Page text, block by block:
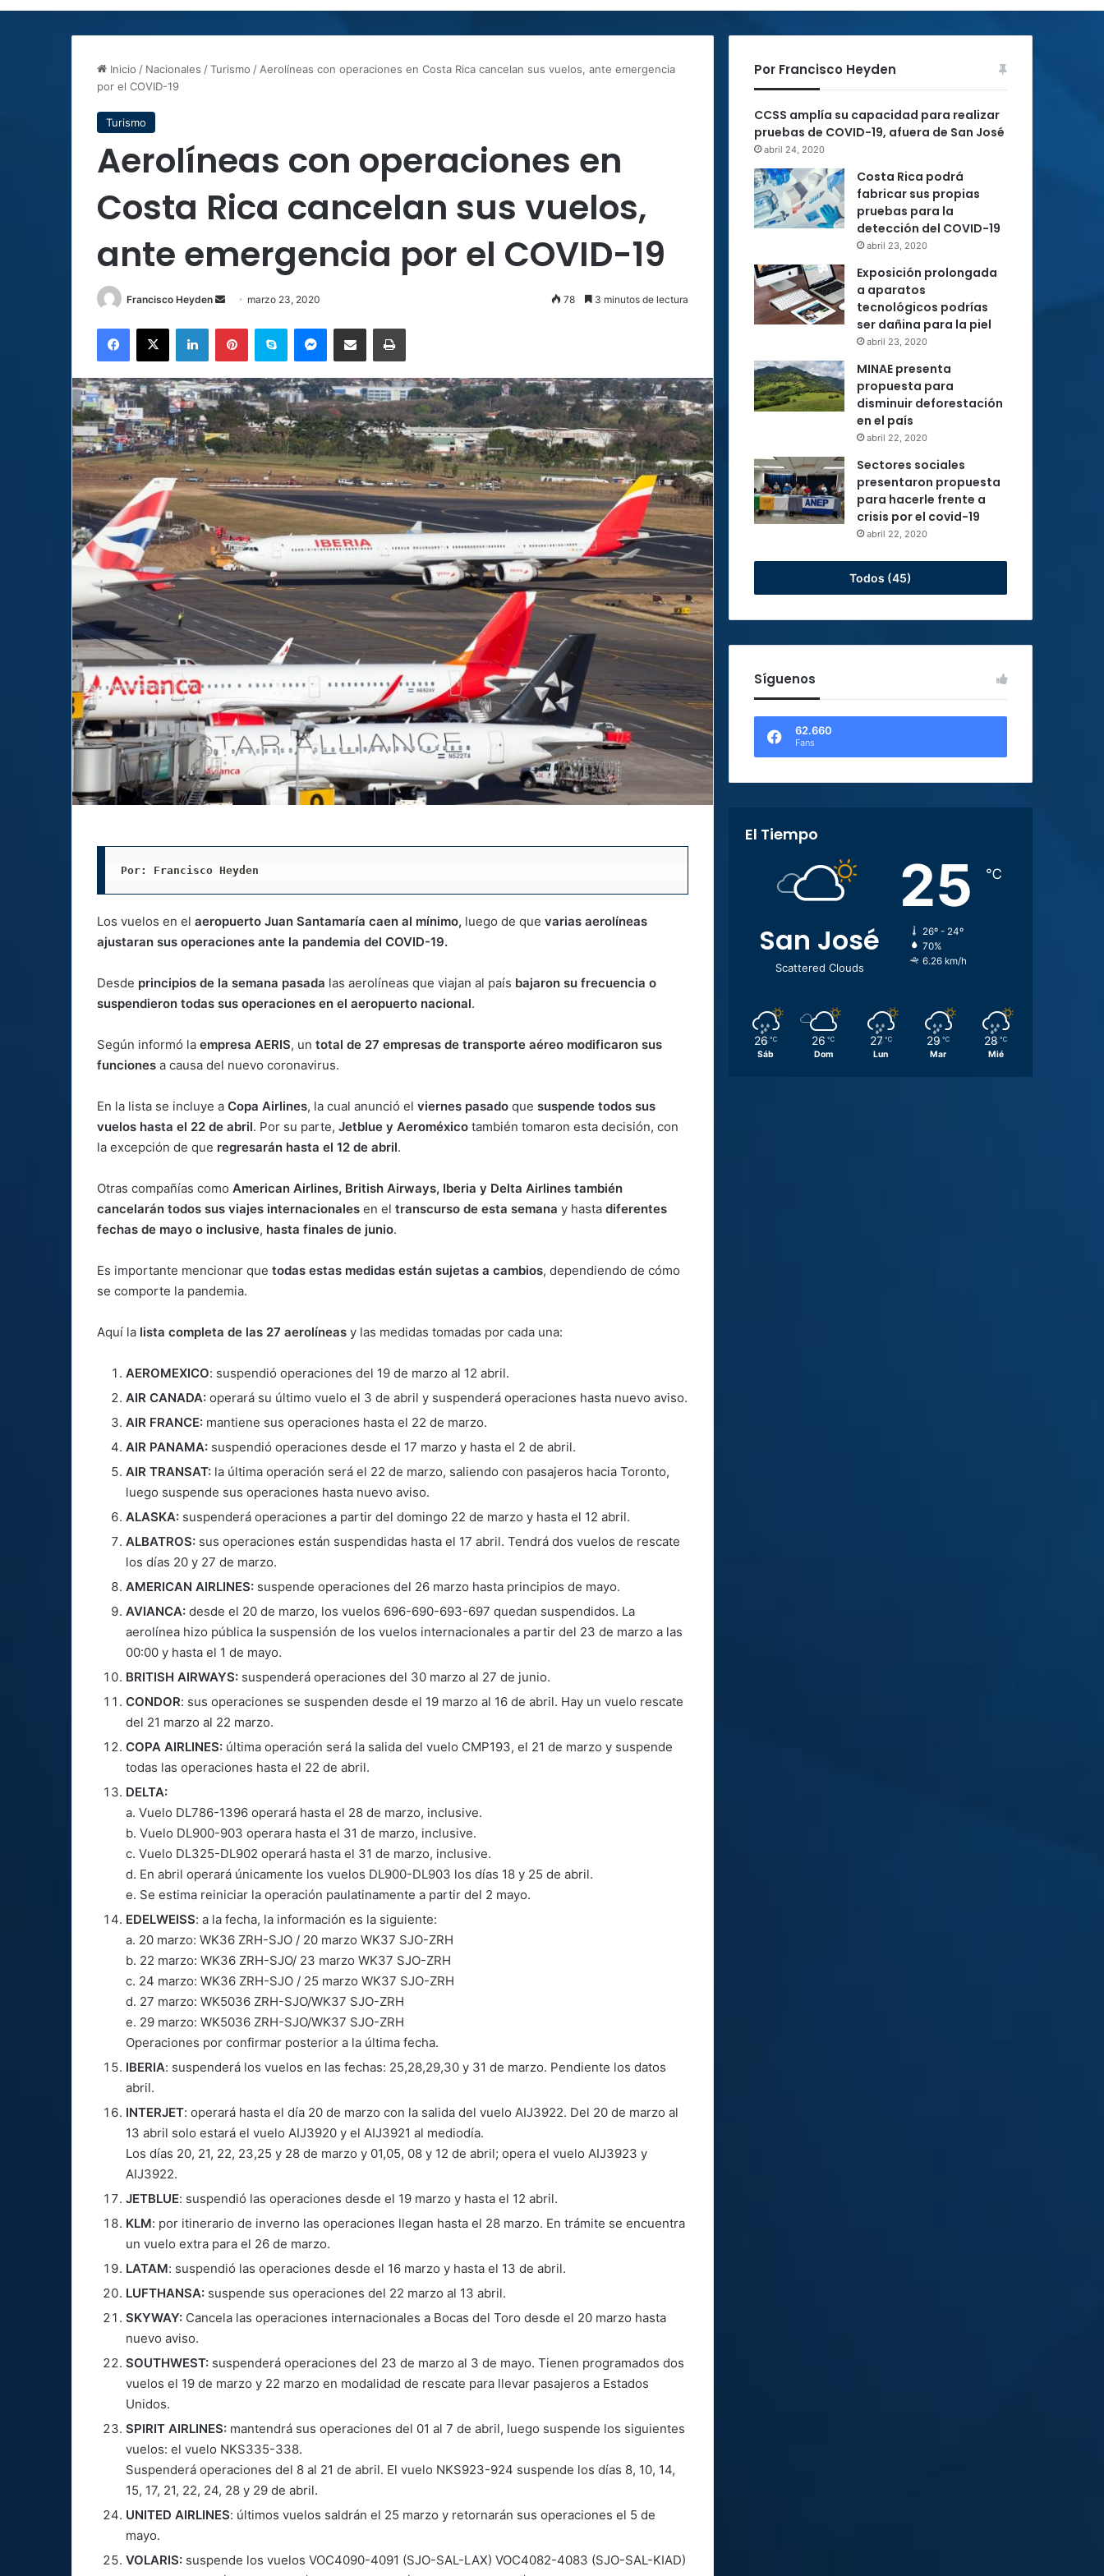
Inicio / Nacionales /Turismo / Aerolíneas con operaciones en Costa Rica cancelan sus vuelos, ante emergencia
por el COVID-19
Turismo
Aerolíneas con operaciones en
Costa Rica cancelan sus vuelos,
ante emergencia por el COVID-19
Francisco Heyden
Send
email
marzo 23, 2020 78 3 minutos de lectura
Facebook
X LinkedInPinterestSkype MessengerCompartir por correo electrónicoImprimir
Por: Francisco Heyden
Los vuelos en el aeropuerto Juan Santamaría caen al mínimo, luego de que varias aerolíneas
ajustaran sus operaciones ante la pandemia del COVID-19.
Desde principios de la semana pasada las aerolíneas que viajan al país bajaron su frecuencia o
suspendieron todas sus operaciones en el aeropuerto nacional.
Según informó la empresa AERIS, un total de 27 empresas de transporte aéreo modificaron sus
funciones a causa del nuevo coronavirus.
En la lista se incluye a Copa Airlines, la cual anunció el viernes pasado que suspende todos sus
vuelos hasta el 22 de abril. Por su parte, Jetblue y Aeroméxico también tomaron esta decisión, con
la excepción de que regresarán hasta el 12 de abril.
Otras compañías como American Airlines, British Airways, Iberia y Delta Airlines también
cancelarán todos sus viajes internacionales en el transcurso de esta semana y hasta diferentes
fechas de mayo o inclusive, hasta finales de junio.
Es importante mencionar que todas estas medidas están sujetas a cambios, dependiendo de cómo
se comporte la pandemia.
Aquí la lista completa de las 27 aerolíneas y las medidas tomadas por cada una:
AEROMEXICO: suspendió operaciones del 19 de marzo al 12 abril.
AIR CANADA: operará su último vuelo el 3 de abril y suspenderá operaciones hasta nuevo aviso.
AIR FRANCE: mantiene sus operaciones hasta el 22 de marzo.
AIR PANAMA: suspendió operaciones desde el 17 marzo y hasta el 2 de abril.
AIR TRANSAT: la última operación será el 22 de marzo, saliendo con pasajeros hacia Toronto,
luego suspende sus operaciones hasta nuevo aviso.
ALASKA: suspenderá operaciones a partir del domingo 22 de marzo y hasta el 12 abril.
ALBATROS: sus operaciones están suspendidas hasta el 17 abril. Tendrá dos vuelos de rescate
los días 20 y 27 de marzo.
AMERICAN AIRLINES: suspende operaciones del 26 marzo hasta principios de mayo.
AVIANCA: desde el 20 de marzo, los vuelos 696-690-693-697 quedan suspendidos. La
aerolínea hizo pública la suspensión de los vuelos internacionales a partir del 23 de marzo a las
00:00 y hasta el 1 de mayo.
BRITISH AIRWAYS: suspenderá operaciones del 30 marzo al 27 de junio.
CONDOR: sus operaciones se suspenden desde el 19 marzo al 16 de abril. Hay un vuelo rescate
del 21 marzo al 22 marzo.
COPA AIRLINES: última operación será la salida del vuelo CMP193, el 21 de marzo y suspende
todas las operaciones hasta el 22 de abril.
DELTA:
a. Vuelo DL786-1396 operará hasta el 28 de marzo, inclusive.
b. Vuelo DL900-903 operara hasta el 31 de marzo, inclusive.
c. Vuelo DL325-DL902 operará hasta el 31 de marzo, inclusive.
d. En abril operará únicamente los vuelos DL900-DL903 los días 18 y 25 de abril.
e. Se estima reiniciar la operación paulatinamente a partir del 2 mayo.
EDELWEISS: a la fecha, la información es la siguiente:
a. 20 marzo: WK36 ZRH-SJO / 20 marzo WK37 SJO-ZRH
b. 22 marzo: WK36 ZRH-SJO/ 23 marzo WK37 SJO-ZRH
c. 24 marzo: WK36 ZRH-SJO / 25 marzo WK37 SJO-ZRH
d. 27 marzo: WK5036 ZRH-SJO/WK37 SJO-ZRH
e. 29 marzo: WK5036 ZRH-SJO/WK37 SJO-ZRH
Operaciones por confirmar posterior a la última fecha.
IBERIA: suspenderá los vuelos en las fechas: 25,28,29,30 y 31 de marzo. Pendiente los datos
abril.
INTERJET: operará hasta el día 20 de marzo con la salida del vuelo AIJ3922. Del 20 de marzo al
13 abril solo estará el vuelo AIJ3920 y el AIJ3921 al mediodía.
Los días 20, 21, 22, 23,25 y 28 de marzo y 01,05, 08 y 12 de abril; opera el vuelo AIJ3923 y
AIJ3922.
JETBLUE: suspendió las operaciones desde el 19 marzo y hasta el 12 abril.
KLM: por itinerario de inverno las operaciones llegan hasta el 28 marzo. En trámite se encuentra
un vuelo extra para el 26 de marzo.
LATAM: suspendió las operaciones desde el 16 marzo y hasta el 13 de abril.
LUFTHANSA: suspende sus operaciones del 22 marzo al 13 abril.
SKYWAY: Cancela las operaciones internacionales a Bocas del Toro desde el 20 marzo hasta
nuevo aviso.
SOUTHWEST: suspenderá operaciones del 23 de marzo al 3 de mayo. Tienen programados dos
vuelos el 19 de marzo y 22 marzo en modalidad de rescate para llevar pasajeros a Estados
Unidos.
SPIRIT AIRLINES: mantendrá sus operaciones del 01 al 7 de abril, luego suspende los siguientes
vuelos: el vuelo NKS335-338.
Suspenderá operaciones del 8 al 21 de abril. El vuelo NKS923-924 suspende los días 8, 10, 14,
15, 17, 21, 22, 24, 28 y 29 de abril.
UNITED AIRLINES: últimos vuelos saldrán el 25 marzo y retornarán sus operaciones el 5 de
mayo.
VOLARIS: suspende los vuelos VOC4090-4091 (SJO-SAL-LAX) VOC4082-4083 (SJO-SAL-KIAD)
Por Francisco Heyden
CCSS amplía su capacidad para realizar
pruebas de COVID-19, afuera de San José
abril 24, 2020
Costa Rica podrá
fabricar sus propias
pruebas para la
detección del COVID-19
abril 23, 2020
Exposición prolongada
a aparatos
tecnológicos podrías
ser dañina para la piel
abril 23, 2020
MINAE presenta
propuesta para
disminuir deforestación
en el país
abril 22, 2020
Sectores sociales
presentaron propuesta
para hacerle frente a
crisis por el covid-19
abril 22, 2020
Todos (45)
Síguenos
62.660
Fans
El Tiempo
San José
Scattered Clouds
25 ℃
26º - 24º
70%
6.26 km/h
26 ℃
Sáb
26 ℃
Dom
27 ℃
Lun
29 ℃
Mar
28 ℃
Mié